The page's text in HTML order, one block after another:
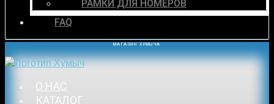
РАМКИ ДЛЯ НОМЕРОВ
FAQ
МАГАЗИН ХУМЫЧА
О НАС
КАТАЛОГ